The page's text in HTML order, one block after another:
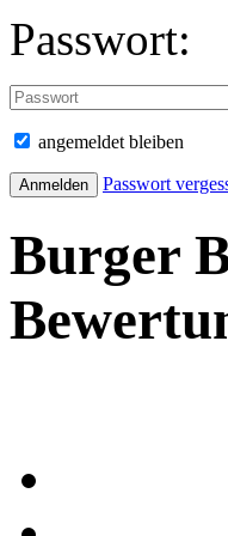
Passwort:
angemeldet bleiben
Passwort
Burger